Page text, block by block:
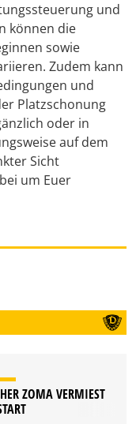
und
können die
sowie
Zudem kann
und
Platzschonung
oder in
auf dem
Sicht
um Euer
ZOMA VERMIEST